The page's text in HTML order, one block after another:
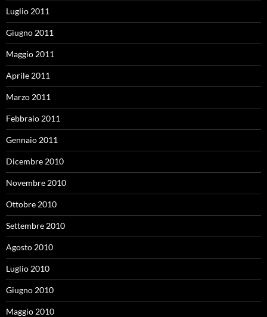
Luglio 2011
Giugno 2011
Maggio 2011
Aprile 2011
Marzo 2011
Febbraio 2011
Gennaio 2011
Dicembre 2010
Novembre 2010
Ottobre 2010
Settembre 2010
Agosto 2010
Luglio 2010
Giugno 2010
Maggio 2010